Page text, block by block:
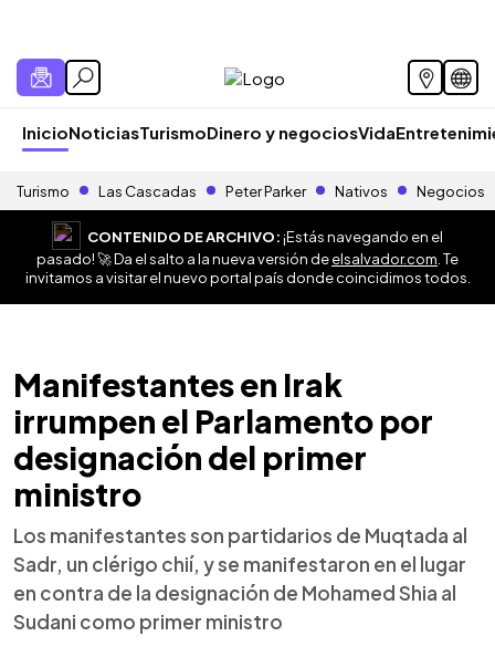
InicioNoticiasTurismoDinero y negociosVida
Turismo Las Cascadas Peter Parker Nativos Negocios
CONTENIDO DE ARCHIVO:¡Estás navegando en el
pasado! 🚀 Da el salto a la nueva versión deelsalvador.com . Te
invitamos a visitar el nuevo portal país donde coincidimos todos.
Manifestantes en Irak
irrumpen el Parlamento por
designación del primer
ministro
Los manifestantes son partidarios de Muqtada al
Sadr, un clérigo chií, y se manifestaron en el lugar
en contra de la designación de Mohamed Shia al
Sudani como primer ministro